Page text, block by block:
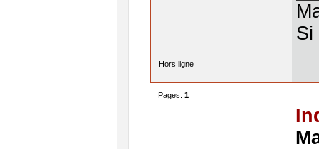
Si
Hors ligne
Pages: 1